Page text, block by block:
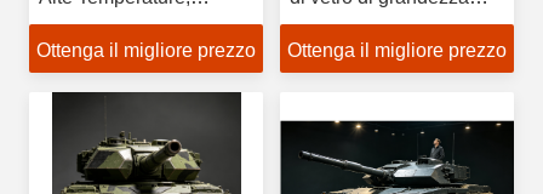
Modello da Corsa
Personalizzato a
Ottenga il migliore prezzo
naturale per la Formula
1, scultura di auto da
centri commerciali e
mostre
Ottenga il migliore prezzo